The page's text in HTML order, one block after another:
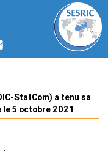
StatCom) a tenu sa
5 octobre 2021